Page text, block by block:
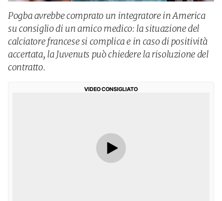
Pogba avrebbe comprato un integratore in America
su consiglio di un amico medico: la situazione del
calciatore francese si complica e in caso di positività
accertata, la Juvenuts può chiedere la risoluzione del
contratto.
VIDEO CONSIGLIATO